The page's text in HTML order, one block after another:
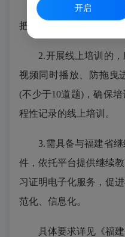
1.
应做好课件审核
把好文字关、政策关、
2.开展线上培训的
视频同时播放、防拖曳
(不少于10道题)，确保
程性记录的线上培训。
3.需具备与福建省
件，依托平台提供继续
习证明电子化服务，促
范化、信息化。
具体要求详见《福
开启